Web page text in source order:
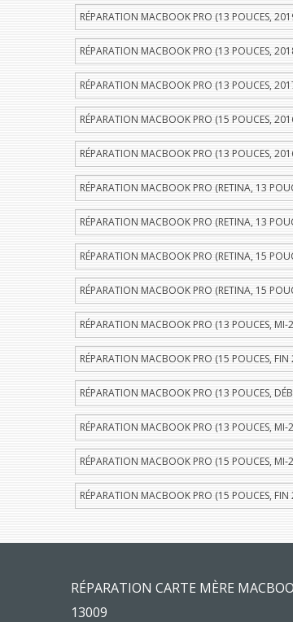
RÉPARATION MACBOOK PRO (13 POUCES,
RÉPARATION MACBOOK PRO (13 POUCES,
RÉPARATION MACBOOK PRO (13 POUCES,
RÉPARATION MACBOOK PRO (15 POUCES,
RÉPARATION MACBOOK PRO (13 POUCES,
RÉPARATION MACBOOK PRO (RETINA, 13
RÉPARATION MACBOOK PRO (RETINA, 13
RÉPARATION MACBOOK PRO (RETINA, 15
RÉPARATION MACBOOK PRO (RETINA, 15
RÉPARATION MACBOOK PRO (13 POUCES, MI-
RÉPARATION MACBOOK PRO (15 POUCES, FIN
RÉPARATION MACBOOK PRO (13 POUCES,
RÉPARATION MACBOOK PRO (13 POUCES, MI-
RÉPARATION MACBOOK PRO (15 POUCES, MI-
RÉPARATION MACBOOK PRO (15 POUCES, FIN
RÉPARATION CARTE MÈRE
13009